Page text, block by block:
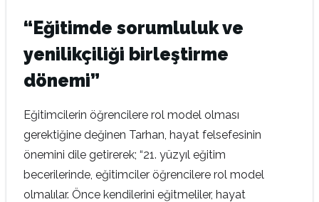
“Eğitimde sorumluluk ve
yenilikçiliği birleştirme
dönemi”
Eğitimcilerin öğrencilere rol model olması
gerektiğine değinen Tarhan, hayat felsefesinin
önemini dile getirerek; “21. yüzyıl eğitim
becerilerinde, eğitimciler öğrencilere rol model
olmalılar. Önce kendilerini eğitmeliler, hayat